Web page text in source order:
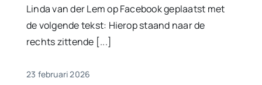
Linda van der Lem op Facebook geplaatst met
de volgende tekst: Hierop staand naar de
rechts zittende [...]
23 februari 2026